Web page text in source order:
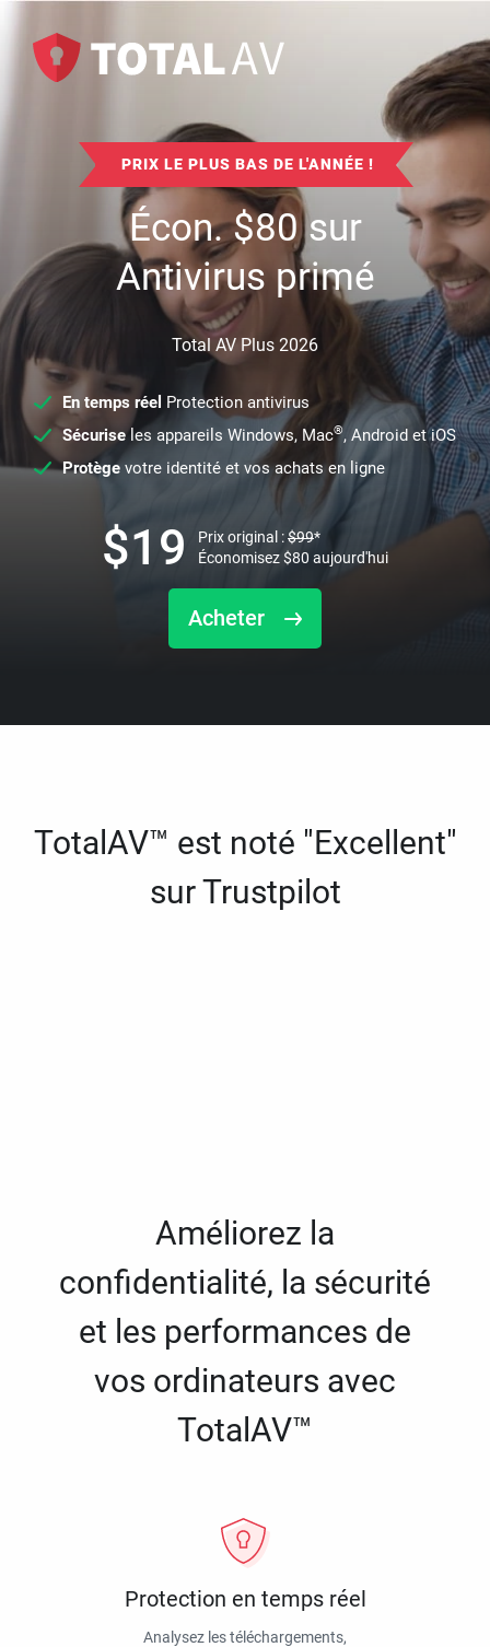
PRIX LE PLUS BAS DE L'ANNÉE !
Écon.$80sur
Antivirus primé
Total AV Plus 2026
En temps réel Protection antivirus
Sécuriseles appareils Windows, Mac®, Android et iOS
Protège votre identité et vos achats en ligne
Acheter
$19 Prix original :$99*
Économisez$80 aujourd'hui
TotalAV™ est noté "Excellent"
sur Trustpilot
Améliorez la
confidentialité, la sécurité
et les performances de
vos ordinateurs avec
TotalAV™
Protection en temps réel
Analysez les téléchargements,